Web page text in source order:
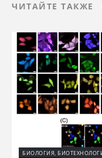
ЧИТАЙТЕ ТАКЖЕ
БИОЛОГИЯ,